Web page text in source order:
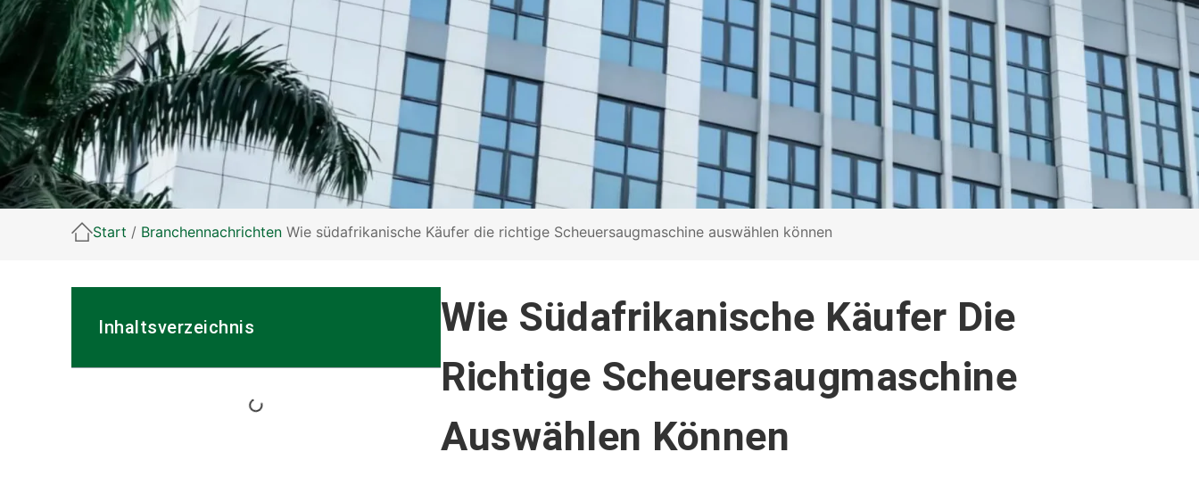
Start / Branchennachrichten Wie südafrikanische Käufer die richtige Scheuersaugmaschine auswählen können
Inhaltsverzeichnis
Wie Südafrikanische Käufer Die
Richtige Scheuersaugmaschine
Auswählen Können